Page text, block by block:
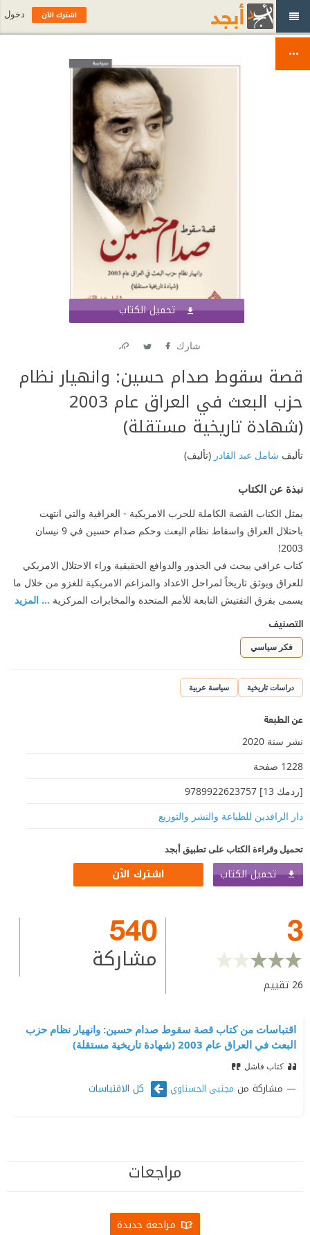
تحميل الكتاب
شارك
قصة سقوط صدام حسين: وانهيار نظام
حزب البعث في العراق عام 2003
(شهادة تاريخية مستقلة)
تأليف شامل عبد القادر (تأليف)
نبذة عن الكتاب
يمثل الكتاب القصة الكاملة للحرب الامريكية - العراقية والتي انتهت
باحتلال العراق واسقاط نظام البعث وحكم صدام حسين في 9 نيسان
2003!
كتاب عراقي يبحث في الجذور والدوافع الحقيقية وراء الاحتلال الامريكي
للعراق ويوثق تاريخاً لمراحل الاعداد والمزاعم الامريكية للغزو من خلال ما
يسمى بفرق التفتيش التابعة للأمم المتحدة والمخابرات المركزية ... المزيد
التصنيف
فكر سياسي
دراسات تاريخية سياسة عربية
عن الطبعة
نشر سنة 2020
1228 صفحة
[ردمك 13] 9789922623757
دار الرافدين للطباعة والنشر والتوزيع
تحميل وقراءة الكتاب على تطبيق أبجد
تحميل الكتاب اشترك الآن
3
26 تقييم
540
مشاركة
اقتباسات من كتاب قصة سقوط صدام حسين: وانهيار نظام حزب
البعث في العراق عام 2003 (شهادة تاريخية مستقلة)
كتاب فاشل
مشاركة من مجتبى الحسناوي كل الاقتباسات
مراجعات
مراجعة جديدة
اشترك الآن دخول